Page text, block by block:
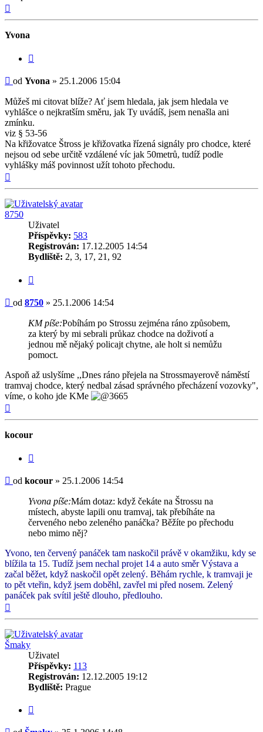
Yvona
Příspěvek
od Yvona » 25.1.2006 15:04
Můžeš mi citovat blíže? Ať jsem hledala, jak jsem hledala ve
vyhlášce o nejkratším směru, jak Ty uvádíš, jsem nenašla ani
zmínku.
viz § 53-56
Na křižovatce Štross je křižovatka řízená signály pro chodce, které
nejsou od sebe určitě vzdálené víc jak 50metrů, tudíž podle
vyhlášky máš povinnost užít tohoto přechodu.
8750
Uživatel
Příspěvky: 583
Registrován: 17.12.2005 14:54
Bydliště: 2, 3, 17, 21, 92
Příspěvek
od 8750 » 25.1.2006 14:54
KM píše:Pobíhám po Strossu zejména ráno způsobem,
za který by mi sebrali průkaz chodce na doživotí a
jednou mě nějaký policajt chytne, ale holt si nemůžu
pomoct.
Aspoň až uslyšíme ,,Dnes ráno přejela na Strossmayerově náměstí
tramvaj chodce, který nedbal zásad správného přecházení vozovky",
víme, o koho jde KMe
kocour
Příspěvek
od kocour » 25.1.2006 14:54
Yvona píše:Mám dotaz: když čekáte na Štrossu na
místech, abyste lapili onu tramvaj, tak přebíháte na
červeného nebo zeleného panáčka? Běžíte po přechodu
nebo mimo něj?
Yvono, ten červený panáček tam naskočil právě v okamžiku, kdy se
blížila ta 15. Tudíž jsem nechal projet 14 a auto směr Výstava a
začal běžet, když naskočil opět zelený. Běhám rychle, k tramvaji je
to pět vteřin, když jsem doběhl, zavřel mi před nosem. Zelený
panáček pak svítil ještě dlouho, předlouho.
Šmaky
Uživatel
Příspěvky: 113
Registrován: 12.12.2005 19:12
Bydliště: Prague